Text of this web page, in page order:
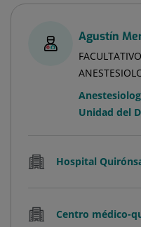
Agustín
Unidad del
Hospital
Centro médico-